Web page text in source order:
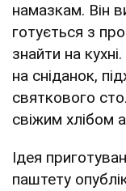
намазкам. Він
готується з
знайти на
на сніданок,
святкового
свіжим хлібом
Ідея
паштету